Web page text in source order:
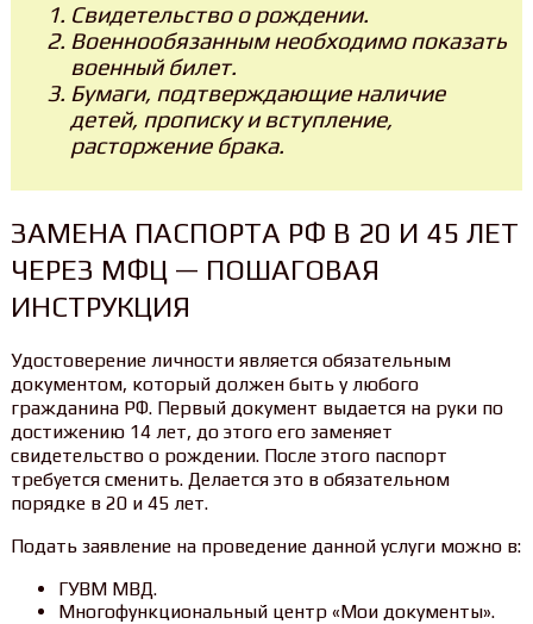
Свидетельство о рождении.
Военнообязанным необходимо показать
военный билет.
Бумаги, подтверждающие наличие
детей, прописку и вступление,
расторжение брака.
ЗАМЕНА ПАСПОРТА РФ В 20 И 45 ЛЕТ
ЧЕРЕЗ МФЦ — ПОШАГОВАЯ
ИНСТРУКЦИЯ
Удостоверение личности является обязательным
документом, который должен быть у любого
гражданина РФ. Первый документ выдается на руки по
достижению 14 лет, до этого его заменяет
свидетельство о рождении. После этого паспорт
требуется сменить. Делается это в обязательном
порядке в 20 и 45 лет.
Подать заявление на проведение данной услуги можно в:
ГУВМ МВД.
Многофункциональный центр «Мои документы».